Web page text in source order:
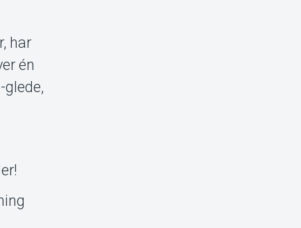
har
én